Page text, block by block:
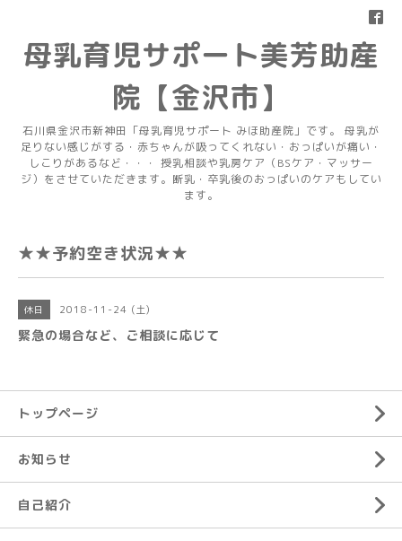
母乳育児サポート美芳助産
院【金沢市】
石川県金沢市新神田「母乳育児サポート みほ助産院」です。 母乳が
足りない感じがする・赤ちゃんが吸ってくれない・おっぱいが痛い・
しこりがあるなど・・・ 授乳相談や乳房ケア（BSケア・マッサー
ジ）をさせていただきます。断乳・卒乳後のおっぱいのケアもしてい
ます。
★★予約空き状況★★
休日 2018-11-24 (土)
緊急の場合など、ご相談に応じて
トップページ
お知らせ
自己紹介